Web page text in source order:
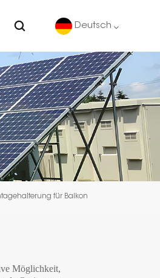
Deutsch
English
Deutsch
español
português
für Balkon
Möglichkeit,